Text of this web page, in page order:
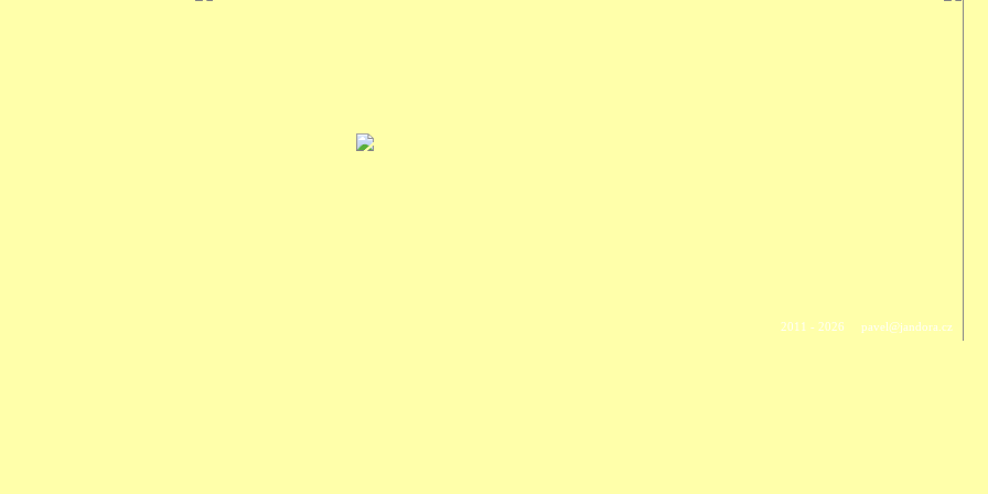
2011 - 2026 pavel@jandora.cz